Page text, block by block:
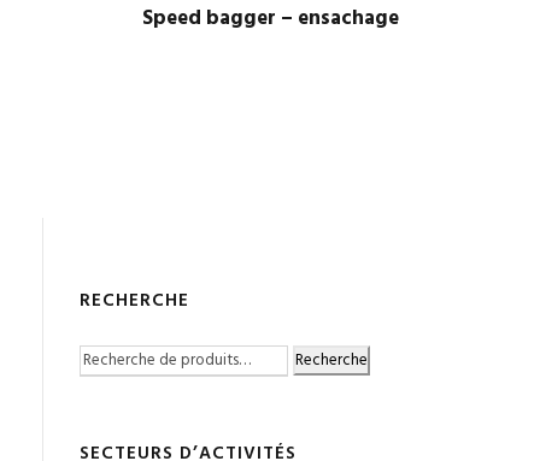
Speed bagger – ensachage
RECHERCHE
Recherche
SECTEURS D’ACTIVITÉS